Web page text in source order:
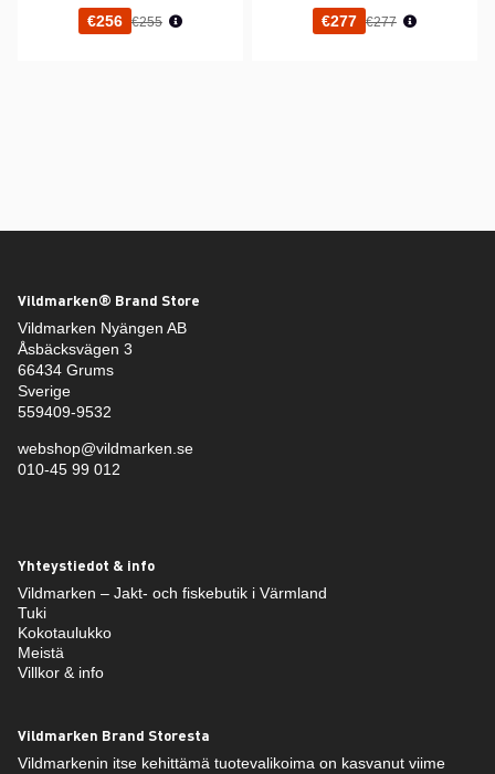
€256 Normaali hinta
€255 €277 Normaali hinta
€277
Vildmarken® Brand Store
Vildmarken Nyängen AB
Åsbäcksvägen 3
66434 Grums
Sverige
559409-9532
webshop@vildmarken.se
010-45 99 012
Yhteystiedot & info
Vildmarken – Jakt- och fiskebutik i Värmland
Tuki
Kokotaulukko
Meistä
Villkor & info
Vildmarken Brand Storesta
Vildmarkenin itse kehittämä tuotevalikoima on kasvanut viime